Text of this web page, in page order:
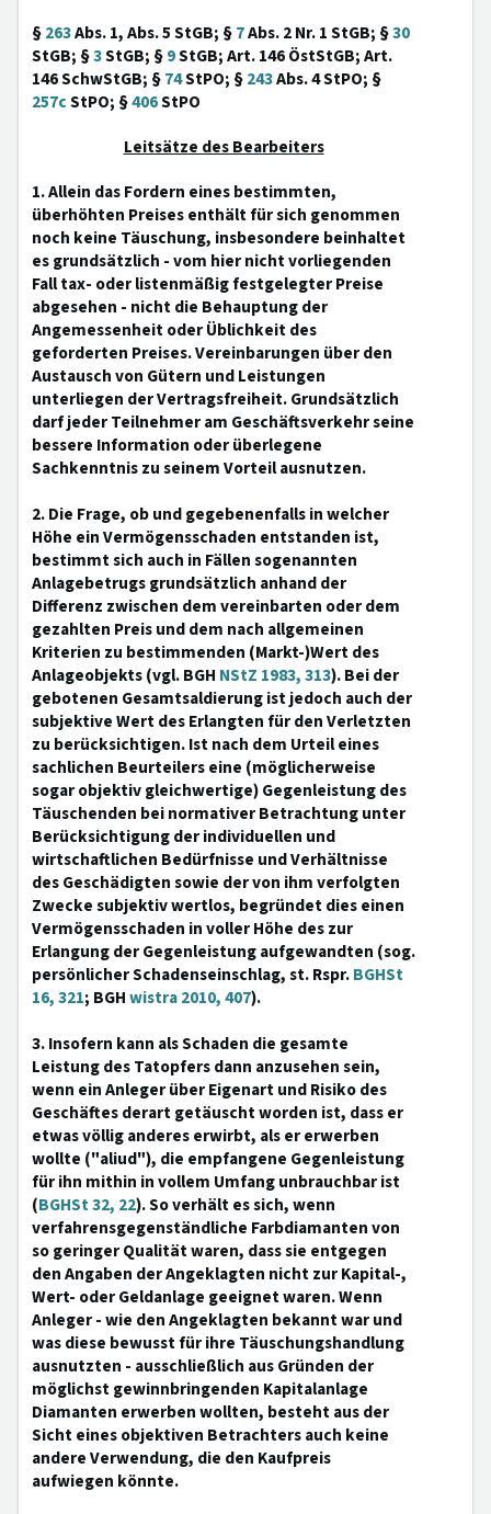
§263Abs. 1, Abs. 5 StGB; §7Abs. 2 Nr. 1 StGB; §30
StGB; §3StGB; §9StGB; Art. 146 ÖstStGB; Art.
146 SchwStGB; §74StPO; §243Abs. 4 StPO; §
257cStPO; §406StPO
Leitsätze des Bearbeiters
1. Allein das Fordern eines bestimmten,
überhöhten Preises enthält für sich genommen
noch keine Täuschung, insbesondere beinhaltet
es grundsätzlich - vom hier nicht vorliegenden
Fall tax- oder listenmäßig festgelegter Preise
abgesehen - nicht die Behauptung der
Angemessenheit oder Üblichkeit des
geforderten Preises. Vereinbarungen über den
Austausch von Gütern und Leistungen
unterliegen der Vertragsfreiheit. Grundsätzlich
darf jeder Teilnehmer am Geschäftsverkehr seine
bessere Information oder überlegene
Sachkenntnis zu seinem Vorteil ausnutzen.
2. Die Frage, ob und gegebenenfalls in welcher
Höhe ein Vermögensschaden entstanden ist,
bestimmt sich auch in Fällen sogenannten
Anlagebetrugs grundsätzlich anhand der
Differenz zwischen dem vereinbarten oder dem
gezahlten Preis und dem nach allgemeinen
Kriterien zu bestimmenden (Markt-)Wert des
Anlageobjekts (vgl. BGH NStZ 1983, 313). Bei der
gebotenen Gesamtsaldierung ist jedoch auch der
subjektive Wert des Erlangten für den Verletzten
zu berücksichtigen. Ist nach dem Urteil eines
sachlichen Beurteilers eine (möglicherweise
sogar objektiv gleichwertige) Gegenleistung des
Täuschenden bei normativer Betrachtung unter
Berücksichtigung der individuellen und
wirtschaftlichen Bedürfnisse und Verhältnisse
des Geschädigten sowie der von ihm verfolgten
Zwecke subjektiv wertlos, begründet dies einen
Vermögensschaden in voller Höhe des zur
Erlangung der Gegenleistung aufgewandten (sog.
persönlicher Schadenseinschlag, st. Rspr.BGHSt
16, 321; BGHwistra 2010, 407).
3. Insofern kann als Schaden die gesamte
Leistung des Tatopfers dann anzusehen sein,
wenn ein Anleger über Eigenart und Risiko des
Geschäftes derart getäuscht worden ist, dass er
etwas völlig anderes erwirbt, als er erwerben
wollte ("aliud"), die empfangene Gegenleistung
für ihn mithin in vollem Umfang unbrauchbar ist
(BGHSt 32, 22). So verhält es sich, wenn
verfahrensgegenständliche Farbdiamanten von
so geringer Qualität waren, dass sie entgegen
den Angaben der Angeklagten nicht zur Kapital-,
Wert- oder Geldanlage geeignet waren. Wenn
Anleger - wie den Angeklagten bekannt war und
was diese bewusst für ihre Täuschungshandlung
ausnutzten - ausschließlich aus Gründen der
möglichst gewinnbringenden Kapitalanlage
Diamanten erwerben wollten, besteht aus der
Sicht eines objektiven Betrachters auch keine
andere Verwendung, die den Kaufpreis
aufwiegen könnte.